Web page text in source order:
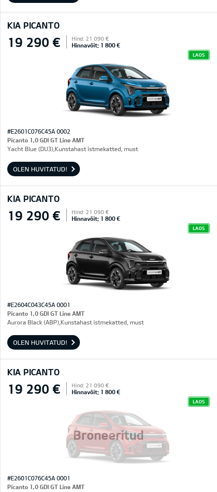
KIA PICANTO
19 290 € Hind: 21 090 €
Hinnavõit: 1 800 €
LAOS
#E2601C076C45A 0002
Picanto 1,0 GDI GT Line AMT
Yacht Blue (DU3),Kunstahast istmekatted, must
OLEN HUVITATUD!
KIA PICANTO
19 290 € Hind: 21 090 €
Hinnavõit: 1 800 €
LAOS
#E2604C043C45A 0001
Picanto 1,0 GDI GT Line AMT
Aurora Black (ABP),Kunstahast istmekatted, must
OLEN HUVITATUD!
KIA PICANTO
Broneeritud
19 290 € Hind: 21 090 €
Hinnavõit: 1 800 €
LAOS
#E2601C076C45A 0001
Picanto 1,0 GDI GT Line AMT